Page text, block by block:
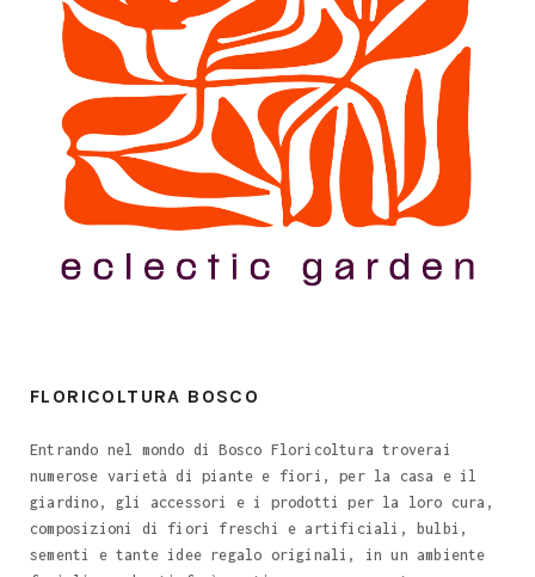
FLORICOLTURA BOSCO
Entrando nel mondo di Bosco Floricoltura troverai
numerose varietà di piante e fiori, per la casa e il
giardino, gli accessori e i prodotti per la loro cura,
composizioni di fiori freschi e artificiali, bulbi,
sementi e tante idee regalo originali, in un ambiente